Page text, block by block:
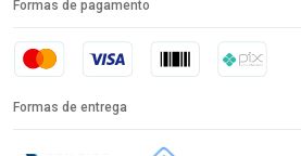
Formas de pagamento
Formas de entrega